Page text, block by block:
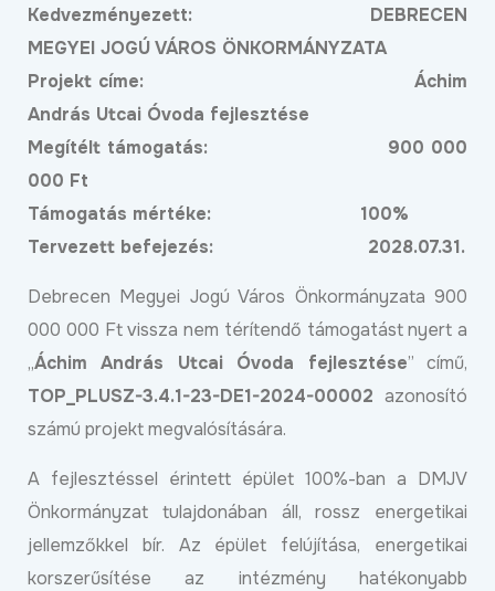
Kedvezményezett: DEBRECEN
MEGYEI JOGÚ VÁROS ÖNKORMÁNYZATA
Projekt címe: Áchim
András Utcai Óvoda fejlesztése
Megítélt támogatás: 900 000
000 Ft
Támogatás mértéke: 100%
Tervezett befejezés: 2028.07.31.
Debrecen Megyei Jogú Város Önkormányzata 900
000 000 Ft vissza nem térítendő támogatást nyert a
„Áchim András Utcai Óvoda fejlesztése” című,
TOP_PLUSZ-3.4.1-23-DE1-2024-00002 azonosító
számú projekt megvalósítására.
A fejlesztéssel érintett épület 100%-ban a DMJV
Önkormányzat tulajdonában áll, rossz energetikai
jellemzőkkel bír. Az épület felújítása, energetikai
korszerűsítése az intézmény hatékonyabb